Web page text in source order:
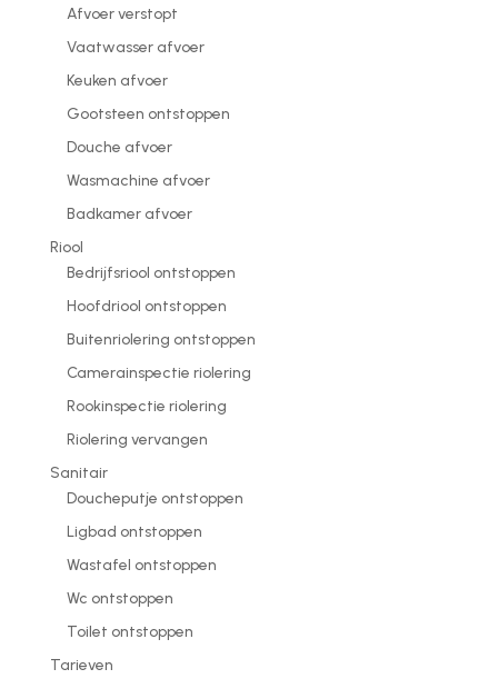
Afvoer verstopt
Vaatwasser afvoer
Keuken afvoer
Gootsteen ontstoppen
Douche afvoer
Wasmachine afvoer
Badkamer afvoer
Riool
Bedrijfsriool ontstoppen
Hoofdriool ontstoppen
Buitenriolering ontstoppen
Camerainspectie riolering
Rookinspectie riolering
Riolering vervangen
Sanitair
Doucheputje ontstoppen
Ligbad ontstoppen
Wastafel ontstoppen
Wc ontstoppen
Toilet ontstoppen
Tarieven